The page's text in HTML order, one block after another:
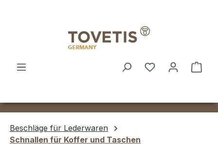
Beschläge für Lederwaren
Schnallen für Koffer und Taschen